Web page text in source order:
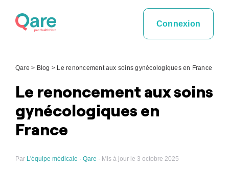
Connexion
Qare > Blog > Le renoncement aux soins gynécologiques en France
Le renoncement aux soins
gynécologiques en
France
Par L'équipe médicale · Qare · Mis à jour le 3 octobre 2025